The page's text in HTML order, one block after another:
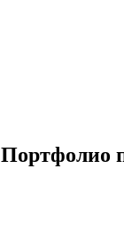
Портфолио